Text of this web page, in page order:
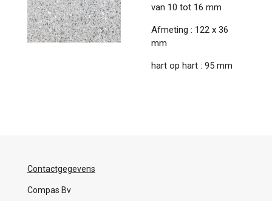
van 10 tot 16 mm
Afmeting : 122 x 36
mm
hart op hart : 95 mm
Contactgegevens
Compas Bv